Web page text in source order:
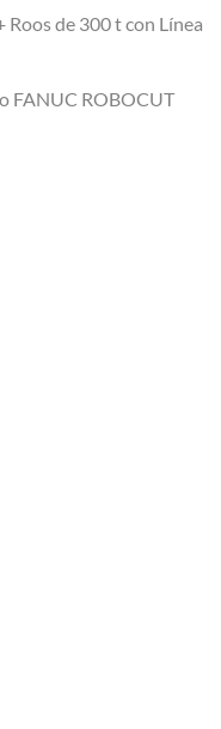
de 300 t con Línea
FANUC ROBOCUT